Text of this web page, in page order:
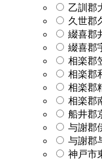
乙訓郡
久世郡
綴喜郡
綴喜郡
相楽郡
相楽郡
相楽郡
相楽郡
船井郡
与謝郡
与謝郡
神戸市